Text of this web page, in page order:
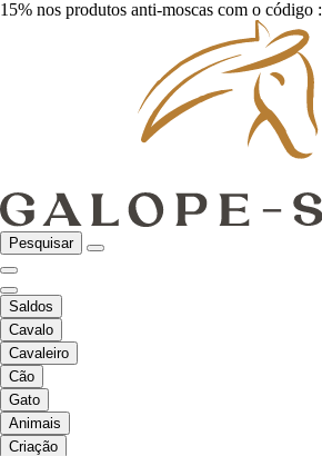
15% nos produtos anti-moscas com o código :
Pesquisar
Saldos
Cavalo
Cavaleiro
Cão
Gato
Animais
Criação